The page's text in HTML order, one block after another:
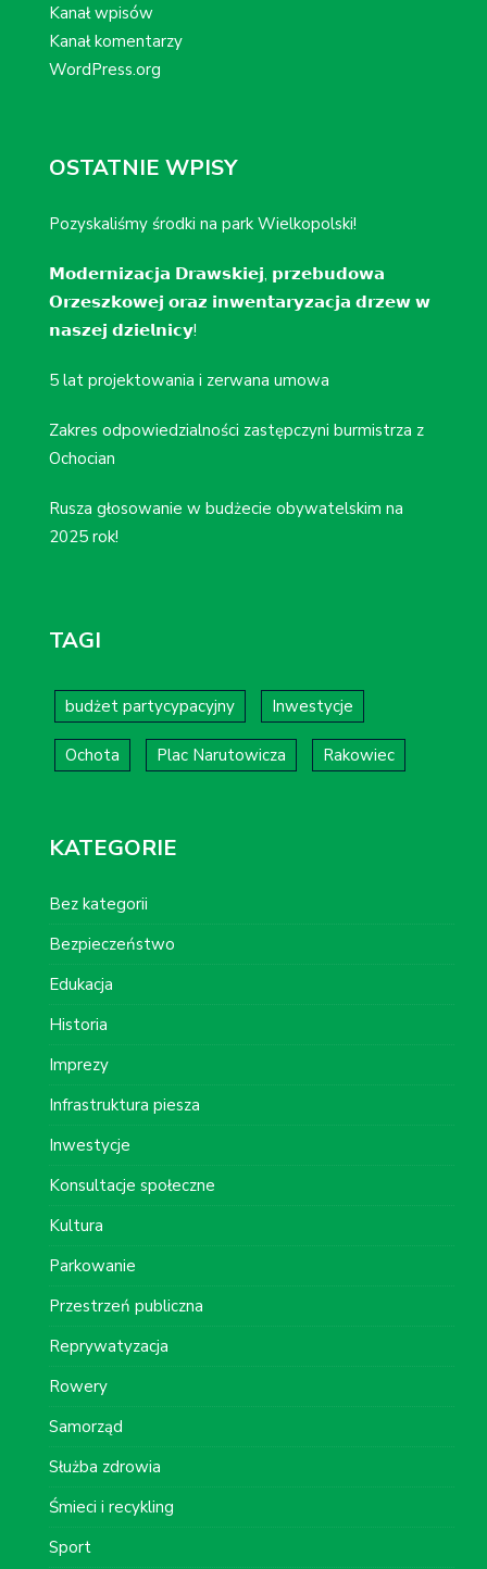
Kanał wpisów
Kanał komentarzy
WordPress.org
OSTATNIE WPISY
Pozyskaliśmy środki na park Wielkopolski!
𝗠𝗼𝗱𝗲𝗿𝗻𝗶𝘇𝗮𝗰𝗷𝗮 𝗗𝗿𝗮𝘄𝘀𝗸𝗶𝗲𝗷, 𝗽𝗿𝘇𝗲𝗯𝘂𝗱𝗼𝘄𝗮
𝗢𝗿𝘇𝗲𝘀𝘇𝗸𝗼𝘄𝗲𝗷 𝗼𝗿𝗮𝘇 𝗶𝗻𝘄𝗲𝗻𝘁𝗮𝗿𝘆𝘇𝗮𝗰𝗷𝗮 𝗱𝗿𝘇𝗲𝘄 𝘄
𝗻𝗮𝘀𝘇𝗲𝗷 𝗱𝘇𝗶𝗲𝗹𝗻𝗶𝗰𝘆!
5 lat projektowania i zerwana umowa
Zakres odpowiedzialności zastępczyni burmistrza z
Ochocian
Rusza głosowanie w budżecie obywatelskim na
2025 rok!
TAGI
budżet partycypacyjny Inwestycje
Ochota Plac Narutowicza Rakowiec
KATEGORIE
Bez kategorii
Bezpieczeństwo
Edukacja
Historia
Imprezy
Infrastruktura piesza
Inwestycje
Konsultacje społeczne
Kultura
Parkowanie
Przestrzeń publiczna
Reprywatyzacja
Rowery
Samorząd
Służba zdrowia
Śmieci i recykling
Sport